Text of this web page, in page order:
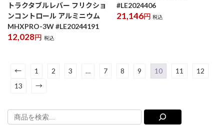
トラクタブルレバー フリクショ
ンコントロール アルミニウム
MHXPRO-3W #LE20244191
12,028円 税込
#LE2024406
21,146円 税込
← 1 2 3 … 7 8 9 10 11
12
13
→